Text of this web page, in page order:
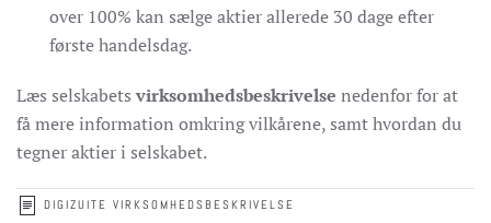
over 100% kan sælge aktier allerede 30 dage efter
første handelsdag.
Læs selskabets virksomhedsbeskrivelse nedenfor for at
få mere information omkring vilkårene, samt hvordan du
tegner aktier i selskabet.
DIGIZUITE VIRKSOMHEDSBESKRIVELSE